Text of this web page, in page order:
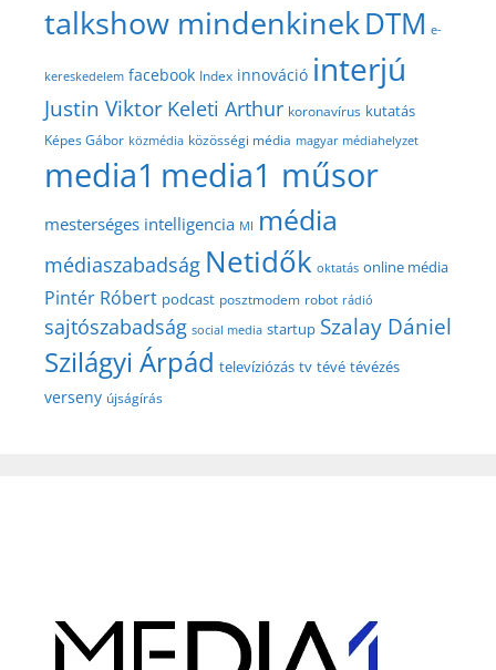
talkshow mindenkinekDTM e-
kereskedelem facebook Index innováció interjú
Justin Viktor Keleti Arthur koronavírus kutatás
Képes Gábor közmédia közösségi média magyar médiahelyzet
media1 media1 műsor
mesterséges intelligencia MI média
médiaszabadság Netidők oktatás online média
Pintér Róbert podcast posztmodem robot rádió
sajtószabadság social media startup Szalay Dániel
Szilágyi Árpád televíziózás tv tévé tévézés
verseny újságírás